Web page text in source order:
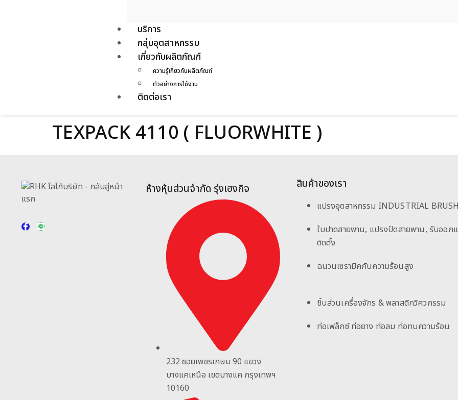
บริการ
กลุ่มอุตสาหกรรม
เกี่ยวกับผลิตภัณฑ์
ความรู้เกี่ยวกับผลิตภัณฑ์
ตัวอย่างการใช้งาน
ติดต่อเรา
TEXPACK 4110 ( FLUORWHITE )
ห้างหุ้นส่วนจำกัด รุ่งเฮงกิจ
232 ซอยเพชรเกษม 90 แขวง
บางแคเหนือ เขตบางแค กรุงเทพฯ
10160
สินค้าของเรา
แปรงอุตสาหกรรม INDUSTRIAL
ใบปาดสายพาน, แปรงปัดสายพาน, รับออก
ติดตั้ง
ฉนวนเซรามิคกันความร้อนสูง
ชิ้นส่วนเครื่องจักร & พลาสติกวิศวกรรม
ท่อเฟล็กซ์ ท่อยาง ท่อลม ท่อทนความร้อน